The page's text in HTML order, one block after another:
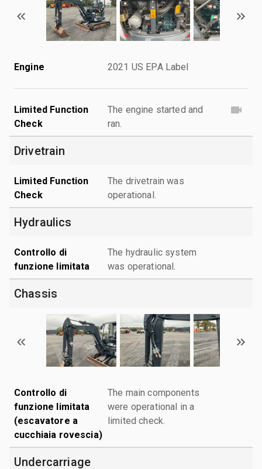
Engine 2021 US EPA Label
Limited Function
Check
The engine started and
ran.
Drivetrain
Limited Function
Check
The drivetrain was
operational.
Hydraulics
Controllo di
funzione limitata
The hydraulic system
was operational.
Chassis
Controllo di
funzione limitata
(escavatore a
cucchiaia rovescia)
The main components
were operational in a
limited check.
Undercarriage